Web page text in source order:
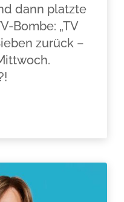
dann platzte
Bombe: „TV
zurück –